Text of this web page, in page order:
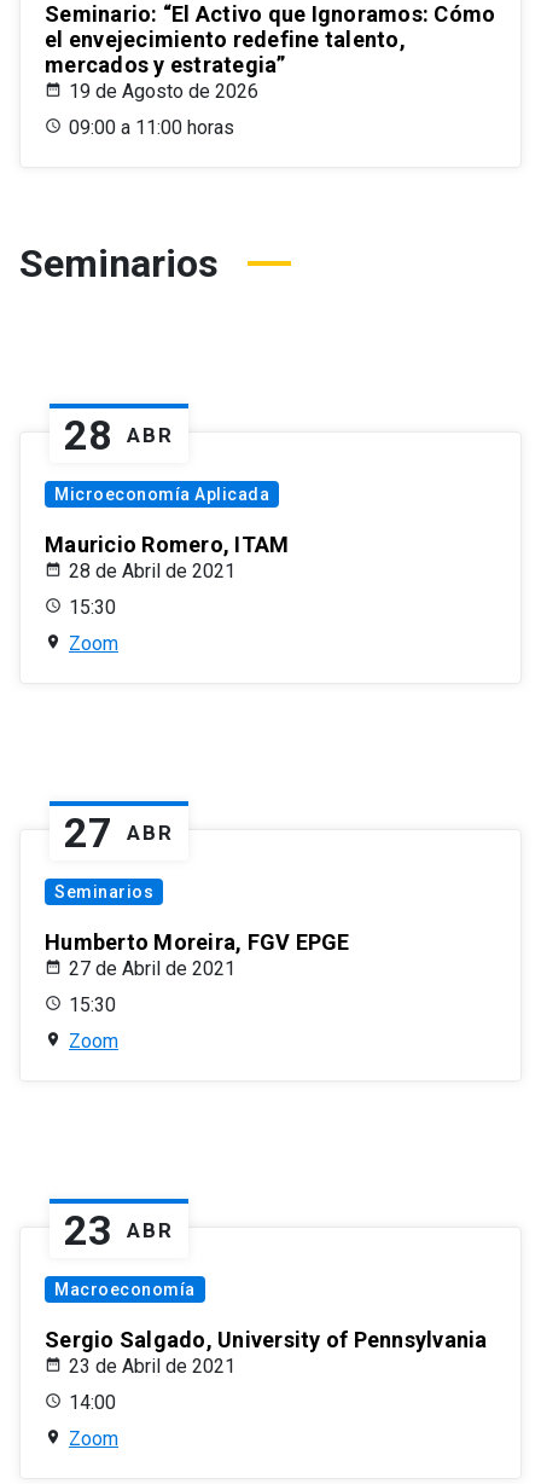
Seminario: “El Activo que Ignoramos: Cómo
el envejecimiento redefine talento,
mercados y estrategia”
19 de Agosto de 2026
09:00 a 11:00 horas
Seminarios
28 ABR
Microeconomía Aplicada
Mauricio Romero, ITAM
28 de Abril de 2021
15:30
Zoom
27 ABR
Seminarios
Humberto Moreira, FGV EPGE
27 de Abril de 2021
15:30
Zoom
23 ABR
Macroeconomía
Sergio Salgado, University of Pennsylvania
23 de Abril de 2021
14:00
Zoom